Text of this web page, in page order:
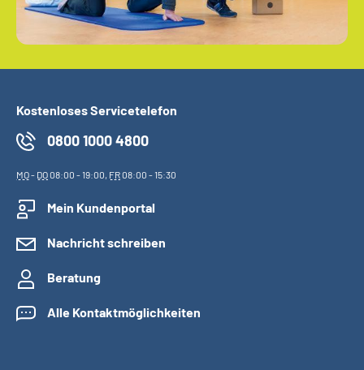
Kostenloses Servicetelefon
0800 1000 4800
MO- DO08:00 - 19:00, FR08:00 - 15:30
Mein Kundenportal
Nachricht schreiben
Beratung
Alle Kontaktmöglichkeiten